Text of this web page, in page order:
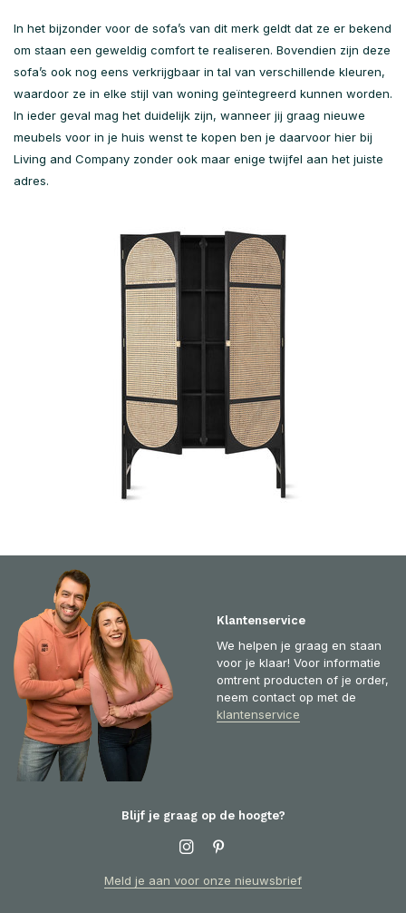
In het bijzonder voor de sofa’s van dit merk geldt dat ze er bekend
om staan een geweldig comfort te realiseren. Bovendien zijn deze
sofa’s ook nog eens verkrijgbaar in tal van verschillende kleuren,
waardoor ze in elke stijl van woning geïntegreerd kunnen worden.
In ieder geval mag het duidelijk zijn, wanneer jij graag nieuwe
meubels voor in je huis wenst te kopen ben je daarvoor hier bij
Living and Company zonder ook maar enige twijfel aan het juiste
adres.
Klantenservice
We helpen je graag en staan
voor je klaar! Voor informatie
omtrent producten of je order,
neem contact op met de
klantenservice
Blijf je graag op de hoogte?
Meld je aan voor onze nieuwsbrief